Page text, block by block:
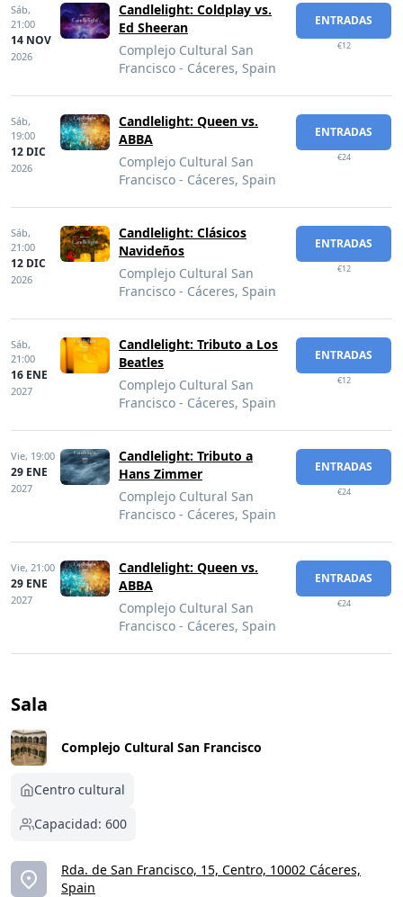
Sáb,
21:00
14 NOV
2026
Candlelight: Coldplay vs.
Ed Sheeran
Complejo Cultural San
Francisco - Cáceres, Spain
ENTRADAS
€12
Sáb,
19:00
12 DIC
2026
Candlelight: Queen vs.
ABBA
Complejo Cultural San
Francisco - Cáceres, Spain
ENTRADAS
€24
Sáb,
21:00
12 DIC
2026
Candlelight: Clásicos
Navideños
Complejo Cultural San
Francisco - Cáceres, Spain
ENTRADAS
€12
Sáb,
21:00
16 ENE
2027
Candlelight: Tributo a Los
Beatles
Complejo Cultural San
Francisco - Cáceres, Spain
ENTRADAS
€12
Vie, 19:00
29 ENE
2027
Candlelight: Tributo a
Hans Zimmer
Complejo Cultural San
Francisco - Cáceres, Spain
ENTRADAS
€24
Vie, 21:00
29 ENE
2027
Candlelight: Queen vs.
ABBA
Complejo Cultural San
Francisco - Cáceres, Spain
ENTRADAS
€24
Sala
Complejo Cultural San Francisco
Centro cultural
Capacidad: 600
Rda. de San Francisco, 15, Centro, 10002 Cáceres,
Spain